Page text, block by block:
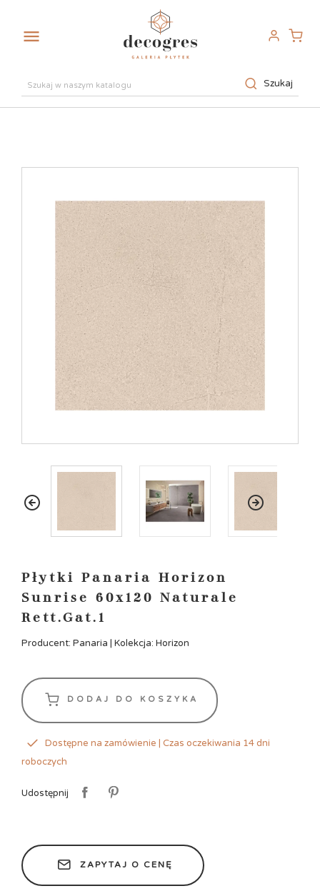

Szukaj
Płytki Panaria Horizon
Sunrise 60x120 Naturale
Rett.Gat.1
Producent: Panaria | Kolekcja: Horizon
DODAJ DO KOSZYKA
Dostępne na zamówienie | Czas oczekiwania 14 dni
roboczych
Udostępnij
ZAPYTAJ O CENĘ